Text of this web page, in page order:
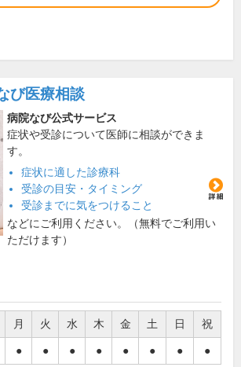
び医療相談
病院なび公式サービス
症状や受診について医師に相談ができま
す。
症状に適した診療科
受診の目安・タイミング
受診までに気をつけること
などにご利用ください。（無料でご利用い
ただけます）
月 火 水 木 金 土 日 祝
● ● ● ● ● ● ● ●